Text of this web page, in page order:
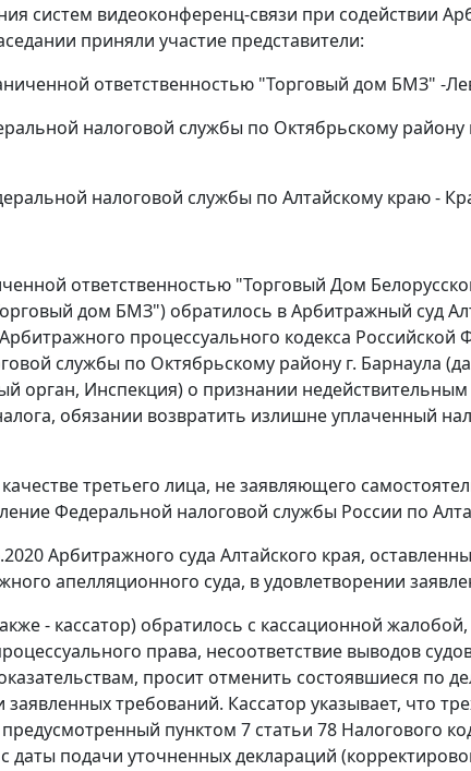
систем видеоконференц-связи при содействии
приняли участие представители:
ответственностью "Торговый дом БМЗ" -
налоговой службы по Октябрьскому району
налоговой службы по Алтайскому краю -
ответственностью "Торговый Дом
дом БМЗ") обратилось в Арбитражный суд
процессуального кодекса
службы по Октябрьскому району г. Барнаула
орган, Инспекция) о признании
обязании возвратить излишне уплаченный
третьего лица, не заявляющего
Федеральной налоговой службы России по
Арбитражного суда Алтайского края,
апелляционного суда, в удовлетворении
- кассатор) обратилось с кассационной
права, несоответствие выводов
просит отменить состоявшиеся по
требований. Кассатор указывает, что
предусмотренный пунктом 7 статьи 78 Налогового
даты подачи уточненных деклараций